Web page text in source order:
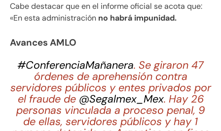
Cabe destacar que en el informe oficial se acota que:
«En esta administración no habrá impunidad.
Avances AMLO
#ConferenciaMañanera. Se giraron 47
órdenes de aprehensión contra
servidores públicos y entes privados por
el fraude de @Segalmex_Mex. Hay 26
personas vinculada a proceso penal, 9
de ellas, servidores públicos y hay 1